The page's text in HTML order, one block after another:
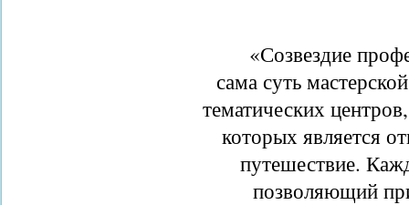
«Созвездие
сама суть
тематических
которых является
путешествие.
позволяющий